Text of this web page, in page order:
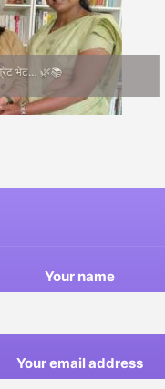
Medha Joshi
Your name
Your email address